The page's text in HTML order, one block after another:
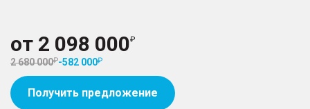
от 2 098 000
2 680 000 -582 000
Получить предложение